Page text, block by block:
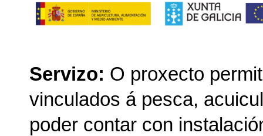
Servizo: O proxecto
vinculados á pesca,
poder contar con